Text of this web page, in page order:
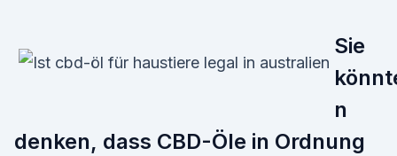
Sie
n
denken, dass CBD-Öle in Ordnung